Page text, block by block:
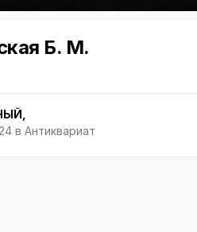
Б. М.
в Антиквариат